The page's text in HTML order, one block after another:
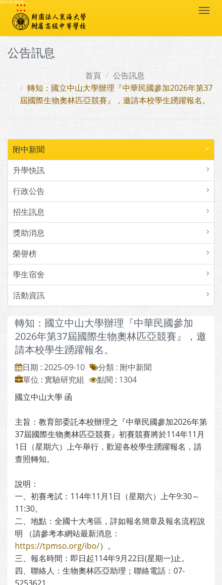
跳到主要內容區塊
:::
公告訊息
首頁
公告訊息
轉知：國立中山大學辦理『中華民國參加2026年第37
屆國際生物奧林匹亞競賽』，邀請本校學生踴躍報名。
附中新聞
升學快訊
行政公告
招生訊息
獎助消息
榮譽榜
學生宿舍
活動資訊
轉知：國立中山大學辦理『中華民國參加
2026年第37屆國際生物奧林匹亞競賽』，邀
請本校學生踴躍報名。
日期 : 2025-09-10
分類 : 附中新聞
單位 : 實驗研究組
點閱 : 1304
國立中山大學 函
主旨：教育部委託本校辦理之『中華民國參加2026年第
37屆國際生物奧林匹亞競賽』初賽競賽將於114年11月
1日（星期六）上午舉行，歡迎各校學生踴躍報名，請
查照轉知。
說明：
一、初賽考試：114年11月1日（星期六）上午9:30～
11:30。
二、地點：全國十大考區，詳如報名簡章及報名流程說
明 （請參考本網站最新消息：
https://tpmso.org/ibo/）。
三、報名時間：即日起114年9月22日(星期一)止。
四、聯絡人：生物奧林匹亞助理；聯絡電話：07-